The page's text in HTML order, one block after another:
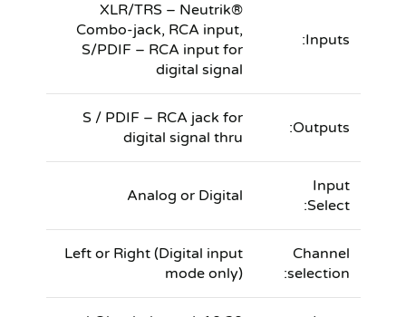
Inputs:
XLR/TRS – Neutrik®
Combo-jack, RCA input,
S/PDIF – RCA input for
digital signal
Outputs:
S / PDIF – RCA jack for
digital signal thru
Input
Select:
Analog or Digital
Channel
selection:
Left or Right (Digital input
mode only)